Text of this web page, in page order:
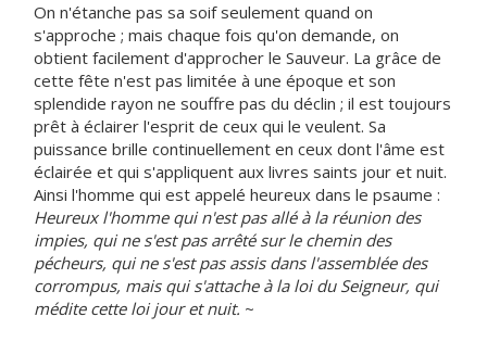
On n'étanche pas sa soif seulement quand on
s'approche ; mais chaque fois qu'on demande, on
obtient facilement d'approcher le Sauveur. La grâce de
cette fête n'est pas limitée à une époque et son
splendide rayon ne souffre pas du déclin ; il est toujours
prêt à éclairer l'esprit de ceux qui le veulent. Sa
puissance brille continuellement en ceux dont l'âme est
éclairée et qui s'appliquent aux livres saints jour et nuit.
Ainsi l'homme qui est appelé heureux dans le psaume :
Heureux l'homme qui n'est pas allé à la réunion des
impies, qui ne s'est pas arrêté sur le chemin des
pécheurs, qui ne s'est pas assis dans l'assemblée des
corrompus, mais qui s'attache à la loi du Seigneur, qui
médite cette loi jour et nuit. ~